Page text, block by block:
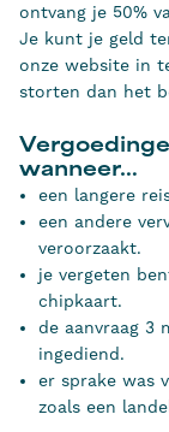
ontvang je 50%
Je kunt je geld
onze website in
storten dan het
wanneer…
een langere
een andere
veroorzaakt.
je vergeten
chipkaart.
de aanvraag 3
ingediend.
er sprake was
zoals een